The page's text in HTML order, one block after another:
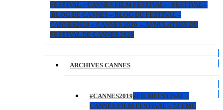
FESTIVAL – CANNES FILM FESTIVAL – FESTIVAL –
BLOG DE CANNES – BLOG DU FESTIVAL –
CANNES2020 – CANNES 2020 – ANNULATION DU
FESTIVAL DE CANNES 2020
ARCHIVES CANNES
#CANNES2019#FILMFESTIVAL –
CANNES FILM FESTIVAL – 72 EME